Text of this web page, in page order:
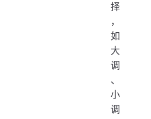
择
，
如
大
调
、
小
调